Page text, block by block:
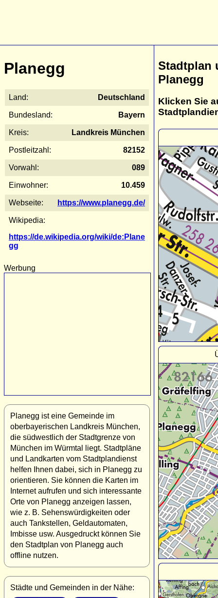
Planegg
Land: Deutschland
Bundesland: Bayern
Kreis: Landkreis München
Postleitzahl: 82152
Vorwahl: 089
Einwohner: 10.459
Webseite: https://www.planegg.de/
Wikipedia:
https://de.wikipedia.org/wiki/de:Plane
gg
Werbung
Planegg ist eine Gemeinde im
oberbayerischen Landkreis München,
die südwestlich der Stadtgrenze von
München im Würmtal liegt. Stadtpläne
und Landkarten vom Stadtplandienst
helfen Ihnen dabei, sich in Planegg zu
orientieren. Sie können die Karten im
Internet aufrufen und sich interessante
Orte von Planegg anzeigen lassen,
wie z. B. Sehenswürdigkeiten oder
auch Tankstellen, Geldautomaten,
Imbisse usw. Ausgedruckt können Sie
den Stadtplan von Planegg auch
offline nutzen.
Städte und Gemeinden in der Nähe:
Stadtplan
Planegg
Klicken Sie